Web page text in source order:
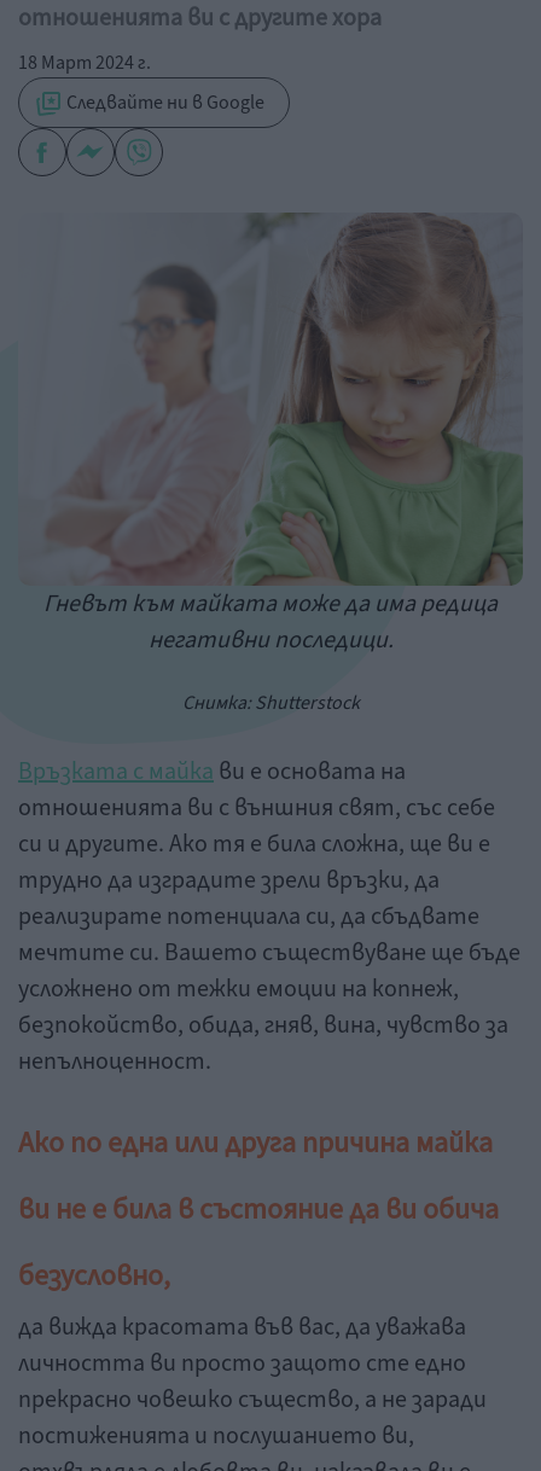
отношенията ви с другите хора
18 Март 2024 г.
Следвайте ни в Google
Гневът към майката може да има редица
негативни последици.
Снимка: Shutterstock
Връзката с майкави е основата на
отношенията ви с външния свят, със себе
си и другите. Ако тя е била сложна, ще ви е
трудно да изградите зрели връзки, да
реализирате потенциала си, да сбъдвате
мечтите си. Вашето съществуване ще бъде
усложнено от тежки емоции на копнеж,
безпокойство, обида, гняв, вина, чувство за
непълноценност.
Ако по една или друга причина майка
ви не е била в състояние да ви обича
безусловно,
да вижда красотата във вас, да уважава
личността ви просто защото сте едно
прекрасно човешко същество, а не заради
постиженията и послушанието ви,